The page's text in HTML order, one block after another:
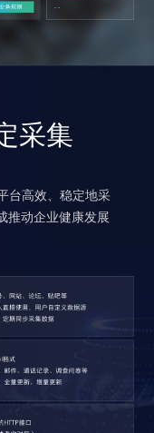
采集
台高效、稳定地采
推动企业健康发展